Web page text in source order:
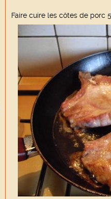
Faire cuire les côtes de porc